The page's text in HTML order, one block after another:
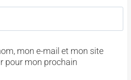
mon e-mail et mon site
pour mon prochain